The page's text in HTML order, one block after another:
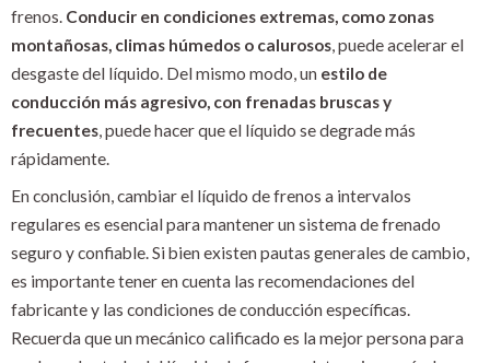
frenos. Conducir en condiciones extremas, como zonas
montañosas, climas húmedos o calurosos, puede acelerar el
desgaste del líquido. Del mismo modo, un estilo de
conducción más agresivo, con frenadas bruscas y
frecuentes, puede hacer que el líquido se degrade más
rápidamente.
En conclusión, cambiar el líquido de frenos a intervalos
regulares es esencial para mantener un sistema de frenado
seguro y confiable. Si bien existen pautas generales de cambio,
es importante tener en cuenta las recomendaciones del
fabricante y las condiciones de conducción específicas.
Recuerda que un mecánico calificado es la mejor persona para